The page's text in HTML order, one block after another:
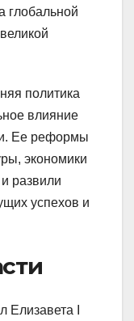
глобальной
политика
влияние
Ее реформы
экономики
развили
успехов и
Елизавета I